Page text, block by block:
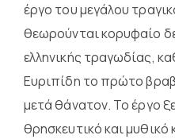
έργο του μεγάλου
θεωρούνται κορυφαίο
ελληνικής τραγωδίας,
Ευριπίδη το πρώτο
μετά θάνατον. Το έργο
θρησκευτικό και μυθικό